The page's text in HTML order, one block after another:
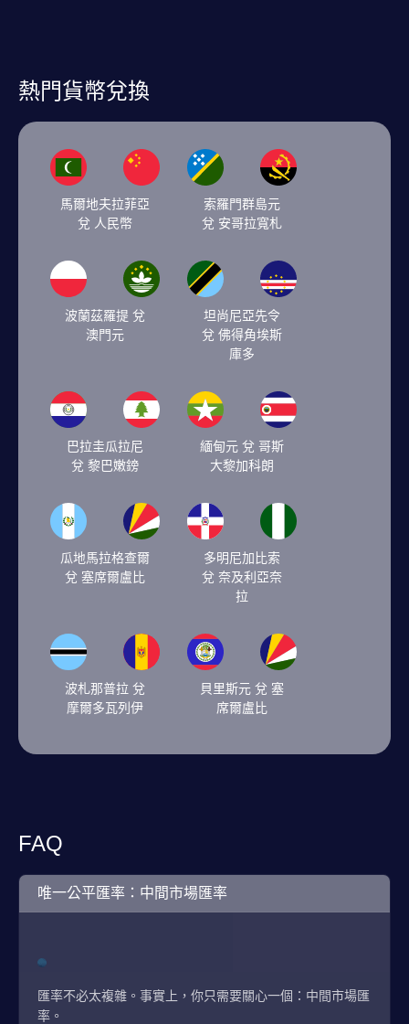
熱門貨幣兌換
馬爾地夫拉菲亞
兌 人民幣
索羅門群島元
兌 安哥拉寬札
波蘭茲羅提 兌
澳門元
坦尚尼亞先令
兌 佛得角埃斯
庫多
巴拉圭瓜拉尼
兌 黎巴嫩鎊
緬甸元 兌 哥斯
大黎加科朗
瓜地馬拉格查爾
兌 塞席爾盧比
多明尼加比索
兌 奈及利亞奈
拉
波札那普拉 兌
摩爾多瓦列伊
貝里斯元 兌 塞
席爾盧比
FAQ
唯一公平匯率：中間市場匯率
匯率不必太複雜。事實上，你只需要關心一個：中間市場匯
率。